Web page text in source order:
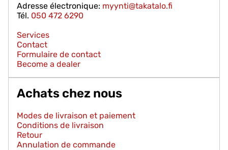
Adresse électronique: myynti@takatalo.fi
Tél. 050 472 6290
Services
Contact
Formulaire de contact
Become a dealer
Achats chez nous
Modes de livraison et paiement
Conditions de livraison
Retour
Annulation de commande